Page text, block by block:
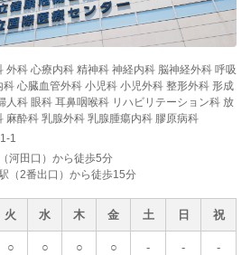
外科 心療内科 精神科 神経内科 脳神経外科 呼吸
心臓血管外科 小児科 小児外科 整形外科 形成
人科 眼科 耳鼻咽喉科 リハビリテーション科 放
麻酔科 乳腺外科 乳腺腫瘍内科 膠原病科
1
河田口）から徒歩5分
（2番出口）から徒歩15分
火 水 木 金 土 日 祝
○ ○ ○ ○ - - -